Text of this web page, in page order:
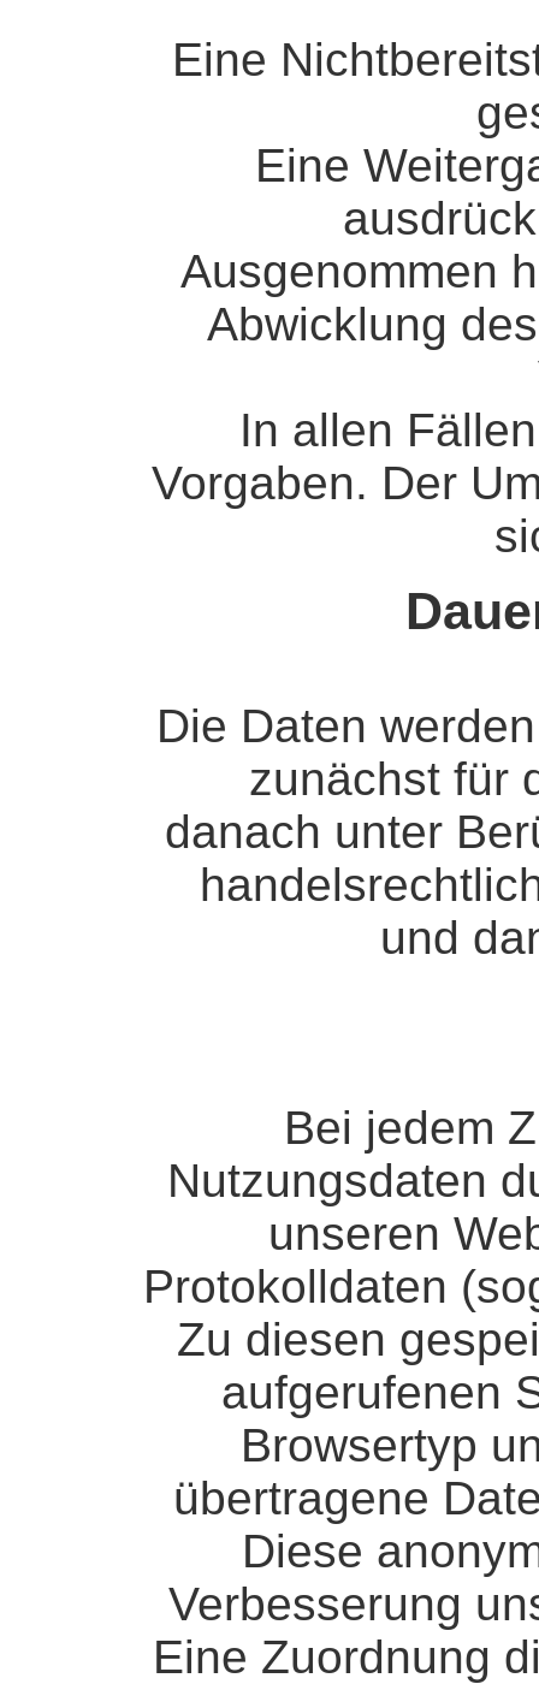
Eine
Eine
Ausgenommen
Abwicklung
In allen
Vorgaben. Der
Die Daten
zunächst für
danach unter
und
Bei jedem
Nutzungsdaten
unseren
Protokolldaten
Zu diesen
aufgerufenen
Browsertyp
übertragene
Diese
Verbesserung
Eine Zuordnung